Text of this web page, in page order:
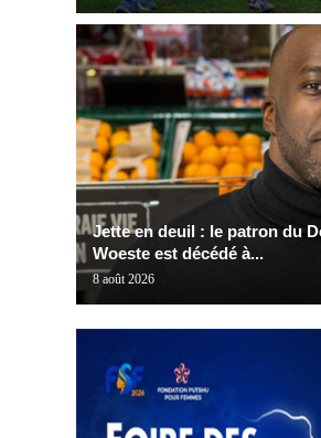
Jette en deuil : le patron du
Woeste est décédé à...
8 août 2026